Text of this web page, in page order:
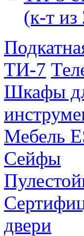
(к-т
ТИ-7
Шкафы
Мебель
Сейфы
двери